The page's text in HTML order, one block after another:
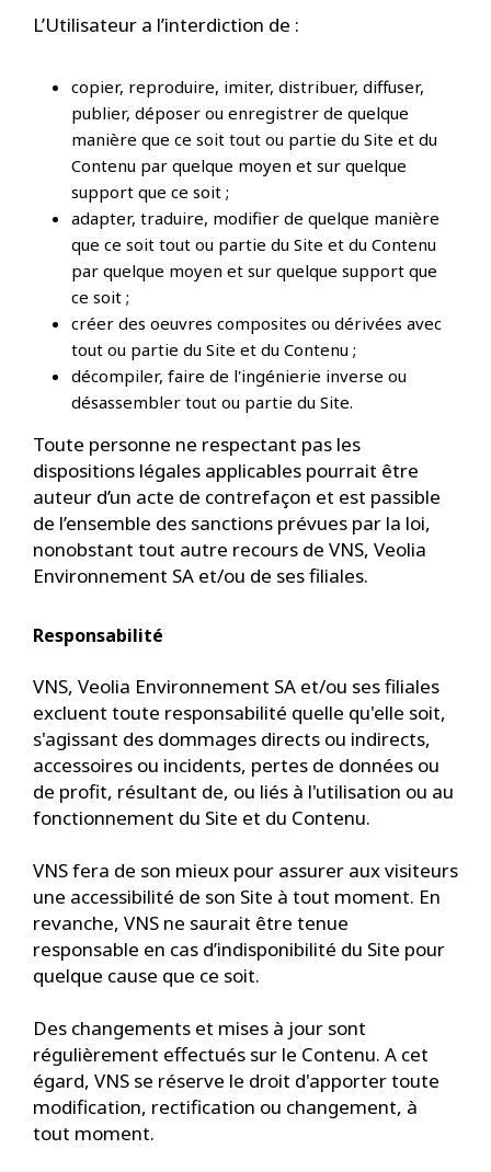
L’Utilisateur a l’interdiction de :
copier, reproduire, imiter, distribuer, diffuser,
publier, déposer ou enregistrer de quelque
manière que ce soit tout ou partie du Site et du
Contenu par quelque moyen et sur quelque
support que ce soit ;
adapter, traduire, modifier de quelque manière
que ce soit tout ou partie du Site et du Contenu
par quelque moyen et sur quelque support que
ce soit ;
créer des oeuvres composites ou dérivées avec
tout ou partie du Site et du Contenu ;
décompiler, faire de l'ingénierie inverse ou
désassembler tout ou partie du Site.
Toute personne ne respectant pas les
dispositions légales applicables pourrait être
auteur d’un acte de contrefaçon et est passible
de l’ensemble des sanctions prévues par la loi,
nonobstant tout autre recours de VNS, Veolia
Environnement SA et/ou de ses filiales.
Responsabilité
VNS, Veolia Environnement SA et/ou ses filiales
excluent toute responsabilité quelle qu'elle soit,
s'agissant des dommages directs ou indirects,
accessoires ou incidents, pertes de données ou
de profit, résultant de, ou liés à l'utilisation ou au
fonctionnement du Site et du Contenu.
VNS fera de son mieux pour assurer aux visiteurs
une accessibilité de son Site à tout moment. En
revanche, VNS ne saurait être tenue
responsable en cas d’indisponibilité du Site pour
quelque cause que ce soit.
Des changements et mises à jour sont
régulièrement effectués sur le Contenu. A cet
égard, VNS se réserve le droit d'apporter toute
modification, rectification ou changement, à
tout moment.